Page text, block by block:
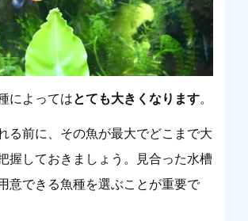
によってはとても大きくなります。
る前に、その魚が最大でどこまで大
握しておきましょう。見合った水槽
意できる魚種を選ぶことが重要で